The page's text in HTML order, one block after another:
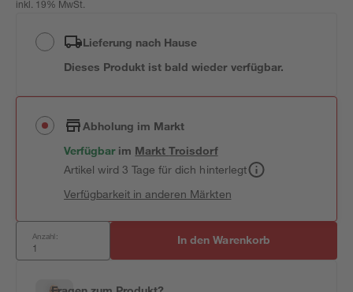
inkl. 19% MwSt.
Lieferung nach Hause
Dieses Produkt ist bald wieder verfügbar.
Abholung im Markt
Verfügbar im MarktTroisdorf
Artikel wird 3 Tage für dich hinterlegt
Verfügbarkeit in anderen Märkten
Anzahl: In den Warenkorb